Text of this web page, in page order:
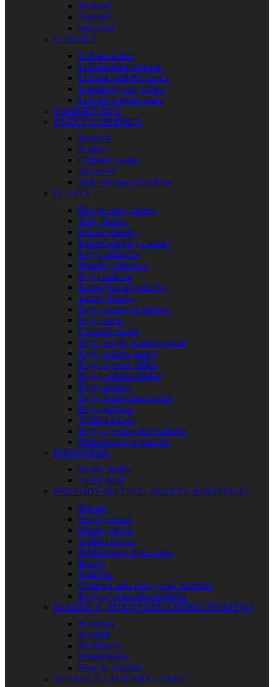
Brzdové
Plynové
Spojkové
LOŽISKÁ
Ložiská kolies
Ložiská krku riadenia
Ložiská zadného tlmiča
Ložiská kyvnej vidlice
Ložiská prepákovania
NAHRIEVÁKY
PÁČKY A OBJÍMKY
Brzdové
Radiace
Objímky spojky
Spojkové
Sada výklopných páčok
PLASTY
Restyle sady plastov
Sady plastov
Predné blatníky
Predné tabuľky a masky
Kryty chladičov
Mriežky chladičov
Kryty airboxu
Zadné (bočné) tabuľky
Zadné blatníky
Kryty predných tlmičov
Kryty rámu
Chrániče páčok
Kryty spojky a zapaľovania
Kryty vodnej pumpy
Kryty kyvnej vidlice
Kryty zadného tlmiča
Kryty motora
Kryty brzdového kotúča
Kryty polepov
Vodítka reťaze
Kryty vývodového koliečka
Príslušenstvo k plastom
PODVOZOK
Predné tlmiče
Zadný tlmič
PREVODY (REŤAZE, ROZETY, KOLIEČKA)
Reťaze
Spojky reťaze
Kladky reťaze
Vodítka reťaze
Príslušenstvo k reťaziam
Rozety
Koliečka
Opravná sada pod vývod. koliečko
Kryty vývodového koliečka
RIADIDLÁ, RUKOVÄTE A PRÍSLUŠENSTVO
Rukoväte
Riadidlá
Rýchlopaly
Príslušenstvo
Peny na riadidlá
SEDADLÁ – POŤAHY – PENY